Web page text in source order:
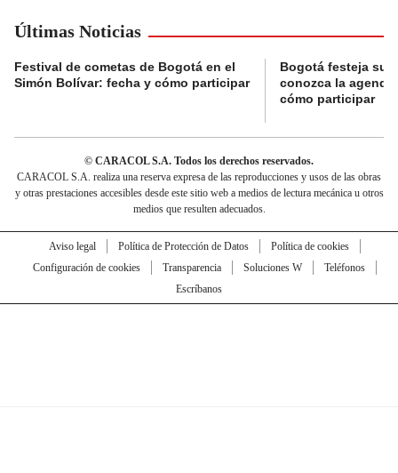
Últimas Noticias
Festival de cometas de Bogotá en el
Simón Bolívar: fecha y cómo participar
Bogotá festeja su
conozca la
cómo participar
© CARACOL S.A. Todos los derechos reservados.
CARACOL S.A. realiza una reserva expresa de las reproducciones y usos de las obras
y otras prestaciones accesibles desde este sitio web a medios de lectura mecánica u otros
medios que resulten adecuados.
Aviso legal Política de Protección de Datos
Política de cookies
Configuración de cookies
Transparencia Soluciones W
Teléfonos
Escríbanos